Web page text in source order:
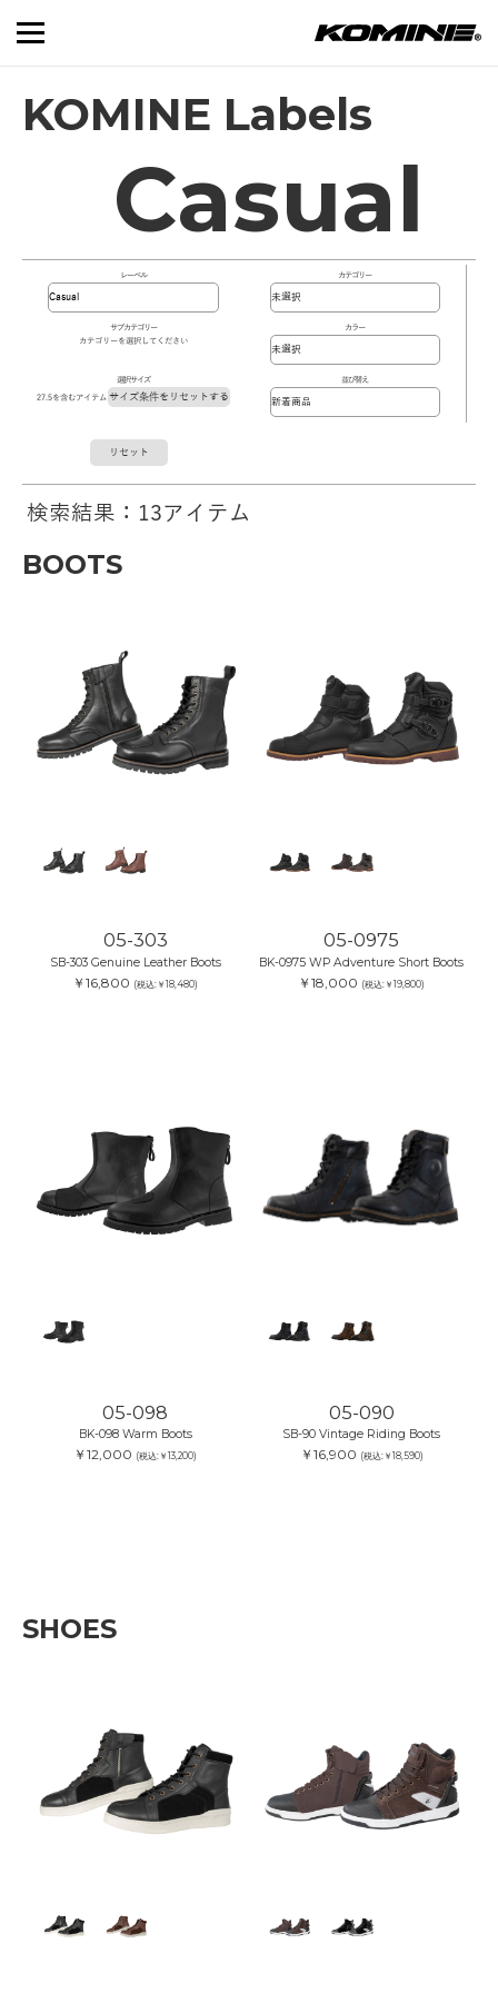
KOMINE Labels
Casual
レーベル カテゴリー
サブカテゴリー
カテゴリーを選択してください
カラー
選択サイズ
27.5を含むアイテム サイズ条件をリセットする
並び替え
リセット
検索結果：13アイテム
BOOTS
05-303
SB-303 Genuine Leather Boots
￥16,800 (税込:￥18,480)
05-0975
BK-0975 WP Adventure Short Boots
￥18,000 (税込:￥19,800)
05-098
BK-098 Warm Boots
￥12,000 (税込:￥13,200)
05-090
SB-90 Vintage Riding Boots
￥16,900 (税込:￥18,590)
SHOES